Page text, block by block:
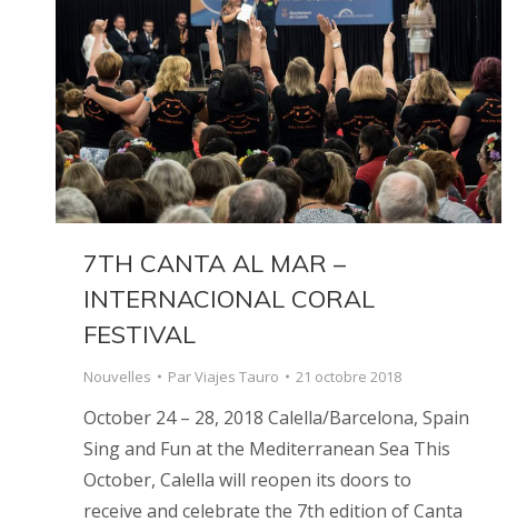
7TH CANTA AL MAR –
INTERNACIONAL CORAL
FESTIVAL
Nouvelles ParViajes Tauro 21 octobre 2018
October 24 – 28, 2018 Calella/Barcelona, Spain
Sing and Fun at the Mediterranean Sea This
October, Calella will reopen its doors to
receive and celebrate the 7th edition of Canta